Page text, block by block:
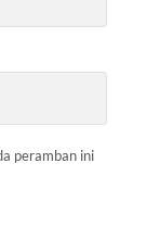
peramban ini